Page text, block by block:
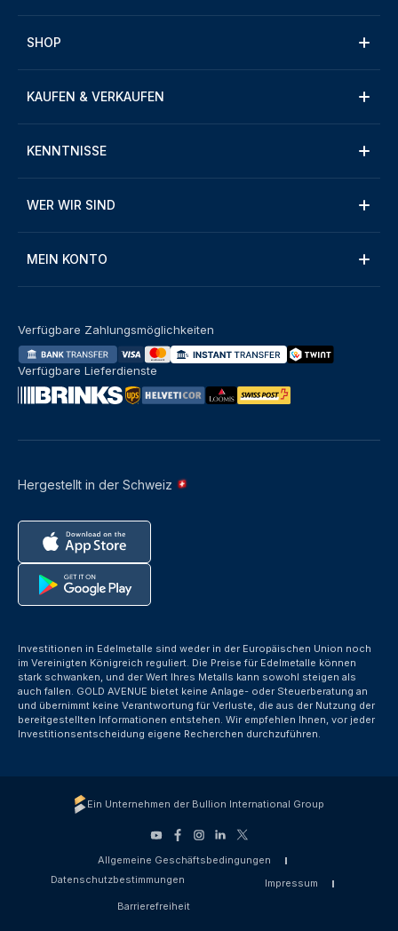
SHOP
KAUFEN & VERKAUFEN
KENNTNISSE
WER WIR SIND
MEIN KONTO
Hergestellt in der Schweiz
Verfügbare Zahlungsmöglichkeiten
Verfügbare Lieferdienste
Investitionen in Edelmetalle sind weder in der Europäischen Union noch
im Vereinigten Königreich reguliert. Die Preise für Edelmetalle können
stark schwanken, und der Wert Ihres Metalls kann sowohl steigen als
auch fallen. GOLD AVENUE bietet keine Anlage- oder Steuerberatung an
und übernimmt keine Verantwortung für Verluste, die aus der Nutzung der
bereitgestellten Informationen entstehen. Wir empfehlen Ihnen, vor jeder
Investitionsentscheidung eigene Recherchen durchzuführen.
Ein Unternehmen der Bullion International Group
Allgemeine Geschäftsbedingungen
Datenschutzbestimmungen
Impressum
Barrierefreiheit